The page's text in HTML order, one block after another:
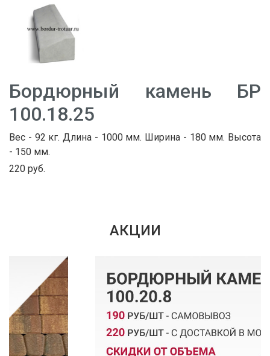
Бордюрный камень БР
100.18.25
Вес - 92 кг. Длина - 1000 мм. Ширина - 180 мм. Высота
- 150 мм.
220 руб.
АКЦИИ